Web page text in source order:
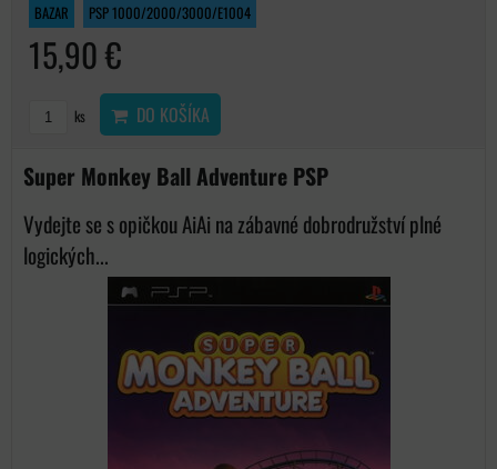
BAZAR PSP 1000/2000/3000/E1004
15,90 €
ks DO KOŠÍKA
Super Monkey Ball Adventure PSP
Vydejte se s opičkou AiAi na zábavné dobrodružství plné
logických...